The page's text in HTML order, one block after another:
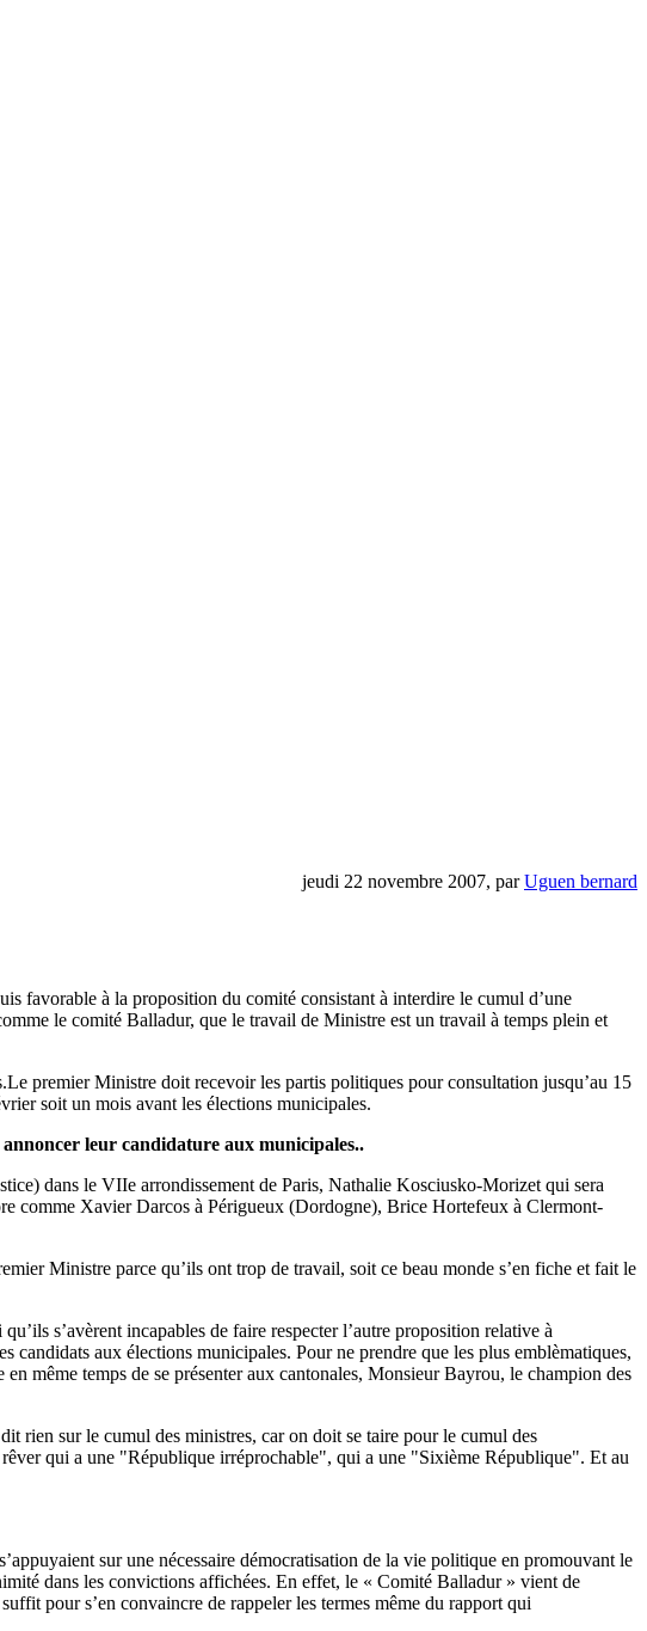
jeudi 22 novembre 2007, parUguen bernard
favorable à la proposition du comité consistant à interdire le cumul d’une
le comité Balladur, que le travail de Ministre est un travail à temps plein et
premier Ministre doit recevoir les partis politiques pour consultation jusqu’au 15
soit un mois avant les élections municipales.
annoncer leur candidature aux municipales..
dans le VIIe arrondissement de Paris, Nathalie Kosciusko-Morizet qui sera
comme Xavier Darcos à Périgueux (Dordogne), Brice Hortefeux à Clermont-
Ministre parce qu’ils ont trop de travail, soit ce beau monde s’en fiche et fait le
s’avèrent incapables de faire respecter l’autre proposition relative à
aux élections municipales. Pour ne prendre que les plus emblèmatiques,
même temps de se présenter aux cantonales, Monsieur Bayrou, le champion des
rien sur le cumul des ministres, car on doit se taire pour le cumul des
qui a une "République irréprochable", qui a une "Sixième République". Et au
sur une nécessaire démocratisation de la vie politique en promouvant le
dans les convictions affichées. En effet, le « Comité Balladur » vient de
pour s’en convaincre de rappeler les termes même du rapport qui